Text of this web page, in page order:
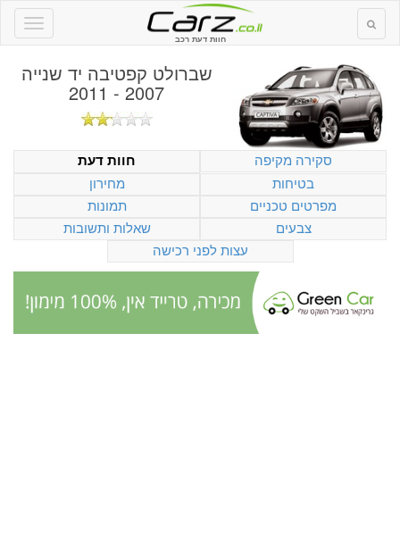
חוות דעת רכב
שברולט קפטיבה יד שנייה
2007 - 2011
סקירה מקיפה
חוות דעת
בטיחות
מחירון
מפרטים טכניים
תמונות
צבעים
שאלות ותשובות
עצות לפני רכישה